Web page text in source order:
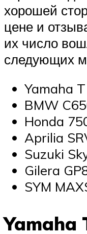
хорошей
цене и
их число
следующих
Yamaha
BMW
Honda
Aprilia
Suzuki
Gilera
SYM
Yamaha